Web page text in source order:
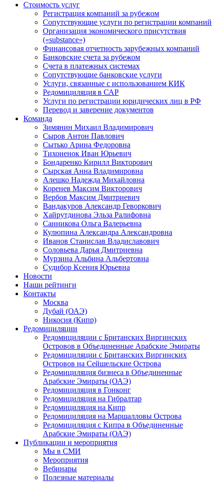
Стоимость услуг
Регистрация компаний за рубежом
Сопутствующие услуги по регистрации компаний
Организация экономического присутствия
(«substance»)
Финансовая отчетность зарубежных компаний
Банковские счета за рубежом
Счета в платежных системах
Сопутствующие банковские услуги
Услуги, связанные с использованием КИК
Редомициляция в САР
Услуги по регистрации юридических лиц в РФ
Перевод и заверение документов
Команда
Зимянин Михаил Владимирович
Сыров Антон Павлович
Сытько Арина Федоровна
Тихоненок Иван Юрьевич
Бондаренко Кирилл Викторович
Сырская Анна Владимировна
Алешко Надежда Михайловна
Коренев Максим Викторович
Вербов Максим Дмитриевич
Вандакуров Александр Геворкович
Хайрутдинова Эльза Ралифовна
Санникова Ольга Валерьевна
Кулюпина Александра Александровна
Иванов Станислав Владиславович
Соловьева Дарья Дмитриевна
Мурзина Альбина Альбертовна
Судибор Ксения Юрьевна
Новости
Наши рейтинги
Контакты
Москва
Дубай (ОАЭ)
Никосия (Кипр)
Редомициляции
Редомициляции с Британских Виргинских
Островов в Объединенные Арабские Эмираты
Редомициляции с Британских Виргинских
Островов на Сейшельские Острова
Редомициляция бизнеса в Объединенные
Арабские Эмираты (ОАЭ)
Редомициляция в Гонконг
Редомициляция на Гибралтар
Редомициляция на Кипр
Редомициляция на Маршалловы Острова
Редомициляция с Кипра в Объединенные
Арабские Эмираты (ОАЭ)
Публикации и мероприятия
Мы в СМИ
Мероприятия
Вебинары
Полезные материалы